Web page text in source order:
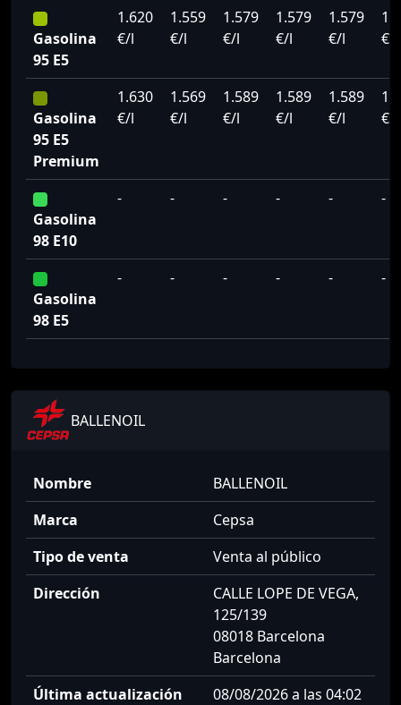
Gasolina
95 E5
1.620
€/l
1.559
€/l
1.579
€/l
1.579
€/l
1.579
€/l
€/l
Gasolina
95 E5
Premium
1.630
€/l
1.569
€/l
1.589
€/l
1.589
€/l
1.589
€/l
€/l
Gasolina
98 E10
- - - - - -
Gasolina
98 E5
- - - - - -
BALLENOIL
Nombre
BALLENOIL
Marca
Cepsa
Tipo de venta
Venta al público
Dirección
CALLE LOPE DE VEGA,
125/139
08018 Barcelona
Barcelona
Última actualización
08/08/2026 a las 04:02